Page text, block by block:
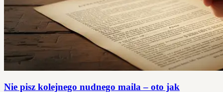
Nie pisz kolejnego nudnego maila – oto jak